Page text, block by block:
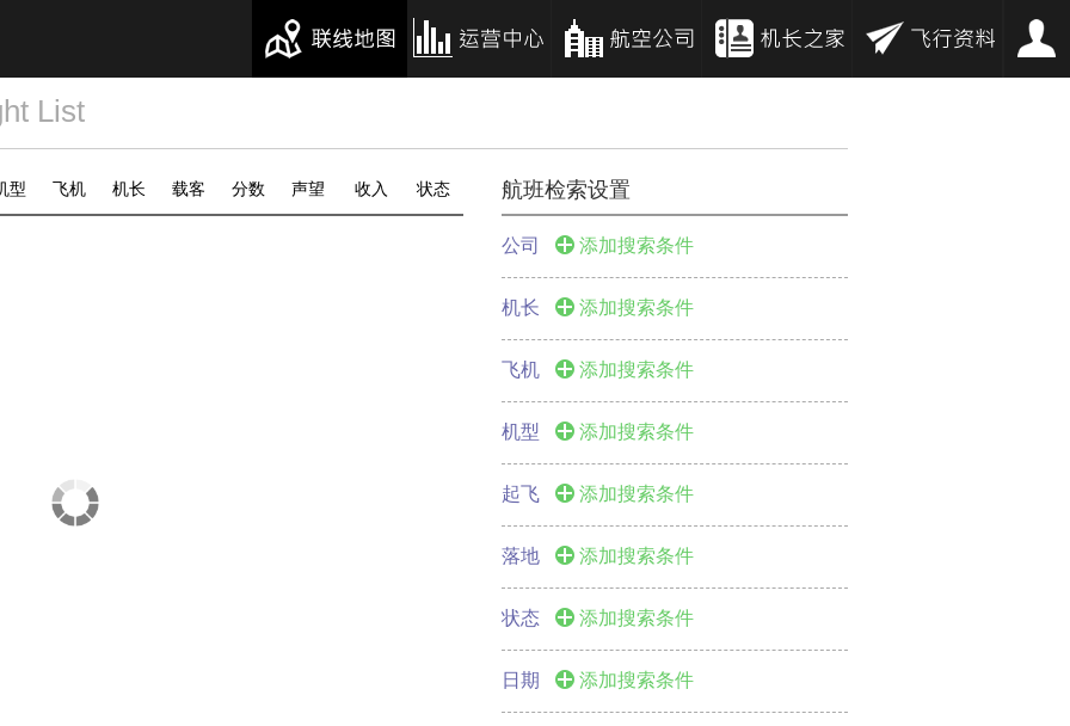
List
型 飞机 机长 载客 分数 声望 收入 状态 航班检索设置
公司 添加搜索条件
机长 添加搜索条件
飞机 添加搜索条件
机型 添加搜索条件
起飞 添加搜索条件
落地 添加搜索条件
状态 添加搜索条件
日期 添加搜索条件